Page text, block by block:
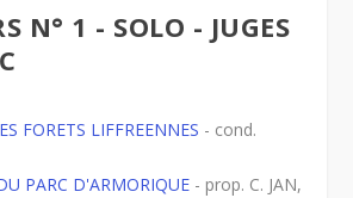
N° 1 - SOLO - JUGES
FORETS LIFFREENNES - cond.
PARC D'ARMORIQUE - prop. C. JAN,